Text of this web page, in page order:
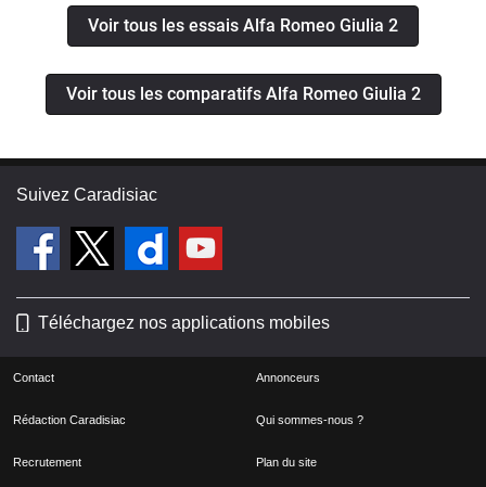
Voir tous les essais Alfa Romeo Giulia 2
Voir tous les comparatifs Alfa Romeo Giulia 2
Suivez Caradisiac
Téléchargez nos applications mobiles
Contact Annonceurs
Rédaction Caradisiac Qui sommes-nous ?
Recrutement Plan du site